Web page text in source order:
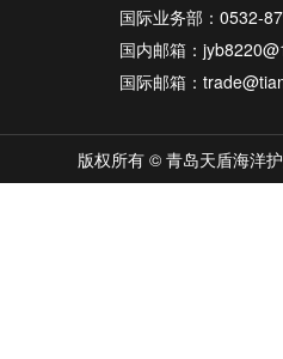
国际业务部：0532-
国内邮箱：
国际邮箱：
版权所有 © 青岛天盾海洋